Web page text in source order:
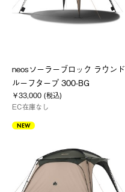
neosソーラーブロック ラウンド
ルーフタープ 300-BG
￥33,000 (税込)
EC在庫なし
NEW